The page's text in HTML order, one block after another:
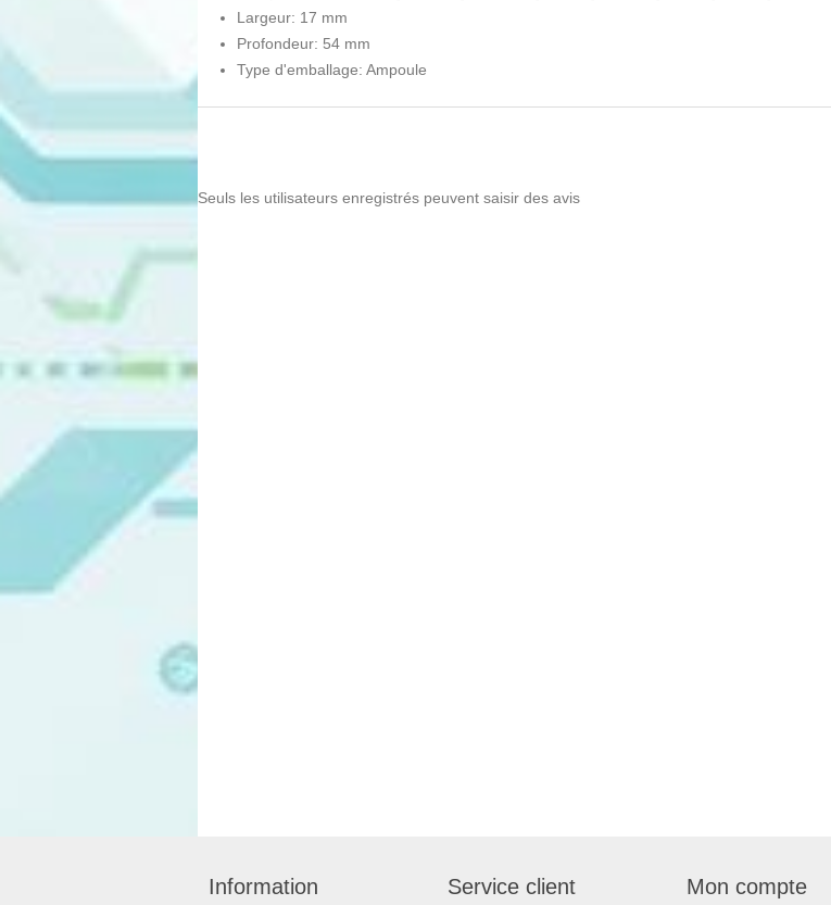
Largeur: 17 mm
Profondeur: 54 mm
Type d'emballage: Ampoule
Seuls les utilisateurs enregistrés peuvent saisir des avis
Information Service client Mon compte